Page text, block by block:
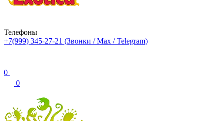
Телефоны
+7(999) 345-27-21 (Звонки / Max / Telegram)
0
0